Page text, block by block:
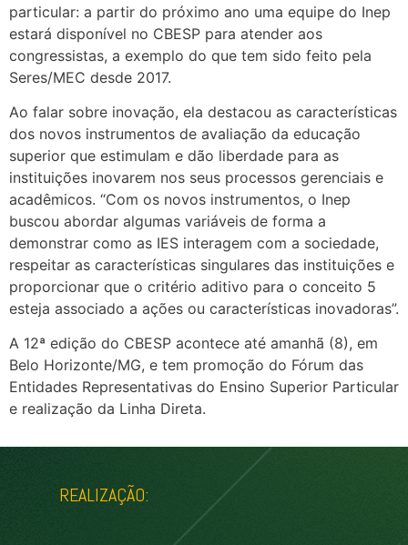
particular: a partir do próximo ano uma equipe do Inep
estará disponível no CBESP para atender aos
congressistas, a exemplo do que tem sido feito pela
Seres/MEC desde 2017.
Ao falar sobre inovação, ela destacou as características
dos novos instrumentos de avaliação da educação
superior que estimulam e dão liberdade para as
instituições inovarem nos seus processos gerenciais e
acadêmicos. “Com os novos instrumentos, o Inep
buscou abordar algumas variáveis de forma a
demonstrar como as IES interagem com a sociedade,
respeitar as características singulares das instituições e
proporcionar que o critério aditivo para o conceito 5
esteja associado a ações ou características inovadoras”.
A 12ª edição do CBESP acontece até amanhã (8), em
Belo Horizonte/MG, e tem promoção do Fórum das
Entidades Representativas do Ensino Superior Particular
e realização da Linha Direta.
REALIZAÇÃO: